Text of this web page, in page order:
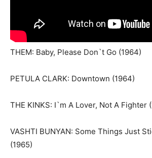
THEM: Baby, Please Don`t Go (1964)
PETULA CLARK: Downtown (1964)
THE KINKS: I`m A Lover, Not A Fighter
VASHTI BUNYAN: Some Things Just
(1965)